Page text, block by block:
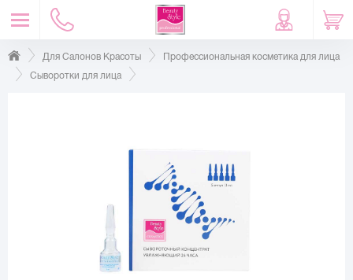
Для Салонов Красоты
Профессиональная косметика для лица
Сыворотки для лица